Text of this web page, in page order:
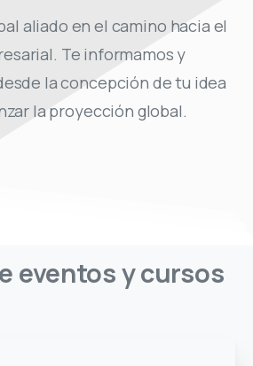
aliado en el camino hacia el
Te informamos y
la concepción de tu idea
la proyección global.
eventosycursos